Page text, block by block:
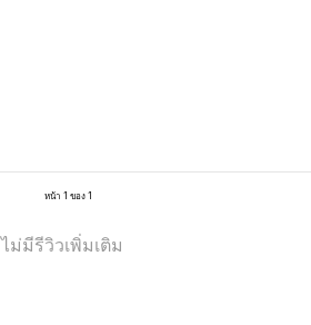
หน้า 1 ของ 1
ไม่มีรีวิวเพิ่มเติม